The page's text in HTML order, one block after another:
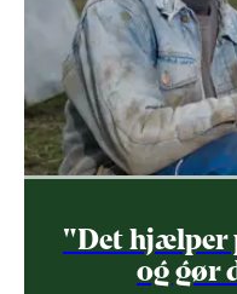
"Det hjælper
og gør